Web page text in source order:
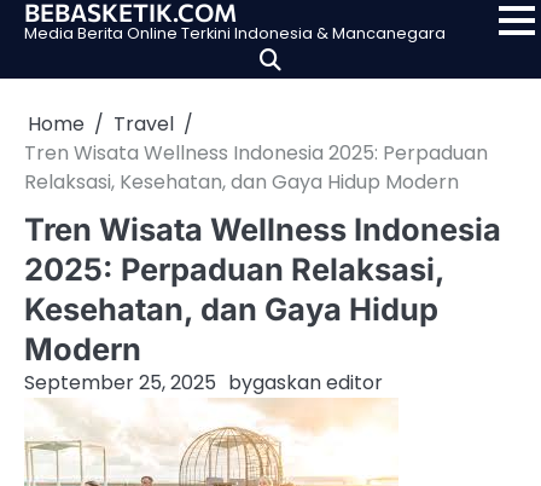
SkipBEBASKETIK.COM
Media Berita Online Terkini Indonesia & Mancanegara
Home
Travel
Tren Wisata Wellness Indonesia 2025: Perpaduan
Relaksasi, Kesehatan, dan Gaya Hidup Modern
Tren Wisata Wellness Indonesia
2025: Perpaduan Relaksasi,
Kesehatan, dan Gaya Hidup
Modern
September 25, 2025 bygaskan editor